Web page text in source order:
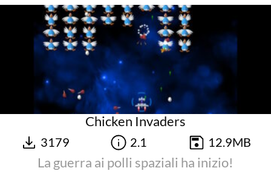
Chicken Invaders
3179 2.1 12.9MB
La guerra ai polli spaziali ha inizio!